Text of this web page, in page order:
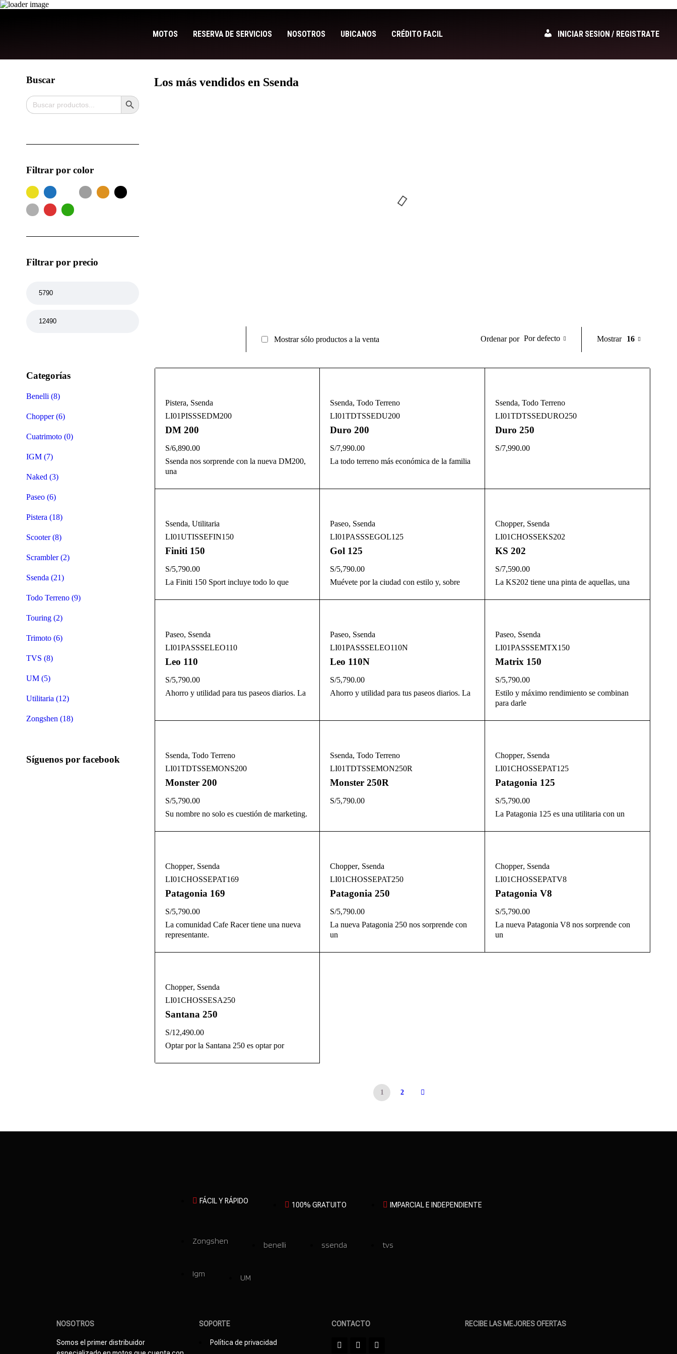
MOTOS RESERVA DE SERVICIOS NOSOTROS UBICANOS CRÉDITO FACIL INICIAR SESION / REGISTRATE
Buscar
Search
for:
Search Button
Filtrar por color
Filtrar por precio
Categorías
Benelli (8)
Chopper (6)
Cuatrimoto (0)
IGM (7)
Naked (3)
Paseo (6)
Pistera (18)
Scooter (8)
Scrambler (2)
Ssenda (21)
Todo Terreno (9)
Touring (2)
Trimoto (6)
TVS (8)
UM (5)
Utilitaria (12)
Zongshen (18)
Síguenos por facebook
Los más vendidos en Ssenda
Ordenar por Por defecto
Mostrar sólo productos a la venta Mostrar 16
Pistera, Ssenda
LI01PISSSEDM200
DM 200
S/6,890.00
Ssenda nos sorprende con la nueva DM200,
una
Ssenda, Todo Terreno
LI01TDTSSEDU200
Duro 200
S/7,990.00
La todo terreno más económica de la familia
Ssenda, Todo Terreno
LI01TDTSSEDURO250
Duro 250
S/7,990.00
Ssenda, Utilitaria
LI01UTISSEFIN150
Finiti 150
S/5,790.00
La Finiti 150 Sport incluye todo lo que
Paseo, Ssenda
LI01PASSSEGOL125
Gol 125
S/5,790.00
Muévete por la ciudad con estilo y, sobre
Chopper, Ssenda
LI01CHOSSEKS202
KS 202
S/7,590.00
La KS202 tiene una pinta de aquellas, una
Paseo, Ssenda
LI01PASSSELEO110
Leo 110
S/5,790.00
Ahorro y utilidad para tus paseos diarios. La
Paseo, Ssenda
LI01PASSSELEO110N
Leo 110N
S/5,790.00
Ahorro y utilidad para tus paseos diarios. La
Paseo, Ssenda
LI01PASSSEMTX150
Matrix 150
S/5,790.00
Estilo y máximo rendimiento se combinan
para darle
Ssenda, Todo Terreno
LI01TDTSSEMONS200
Monster 200
S/5,790.00
Su nombre no solo es cuestión de marketing.
Ssenda, Todo Terreno
LI01TDTSSEMON250R
Monster 250R
S/5,790.00
Chopper, Ssenda
LI01CHOSSEPAT125
Patagonia 125
S/5,790.00
La Patagonia 125 es una utilitaria con un
Chopper, Ssenda
LI01CHOSSEPAT169
Patagonia 169
S/5,790.00
La comunidad Cafe Racer tiene una nueva
representante.
Chopper, Ssenda
LI01CHOSSEPAT250
Patagonia 250
S/5,790.00
La nueva Patagonia 250 nos sorprende con
un
Chopper, Ssenda
LI01CHOSSEPATV8
Patagonia V8
S/5,790.00
La nueva Patagonia V8 nos sorprende con
un
Chopper, Ssenda
LI01CHOSSESA250
Santana 250
S/12,490.00
Optar por la Santana 250 es optar por
1 2
FÁCIL Y RÁPIDO 100% GRATUITO IMPARCIAL E INDEPENDIENTE
Zongshen benelli ssenda tvs
Igm UM
NOSOTROS
Somos el primer distribuidor
SOPORTE
Política de privacidad
CONTACTO RECIBE LAS MEJORES OFERTAS